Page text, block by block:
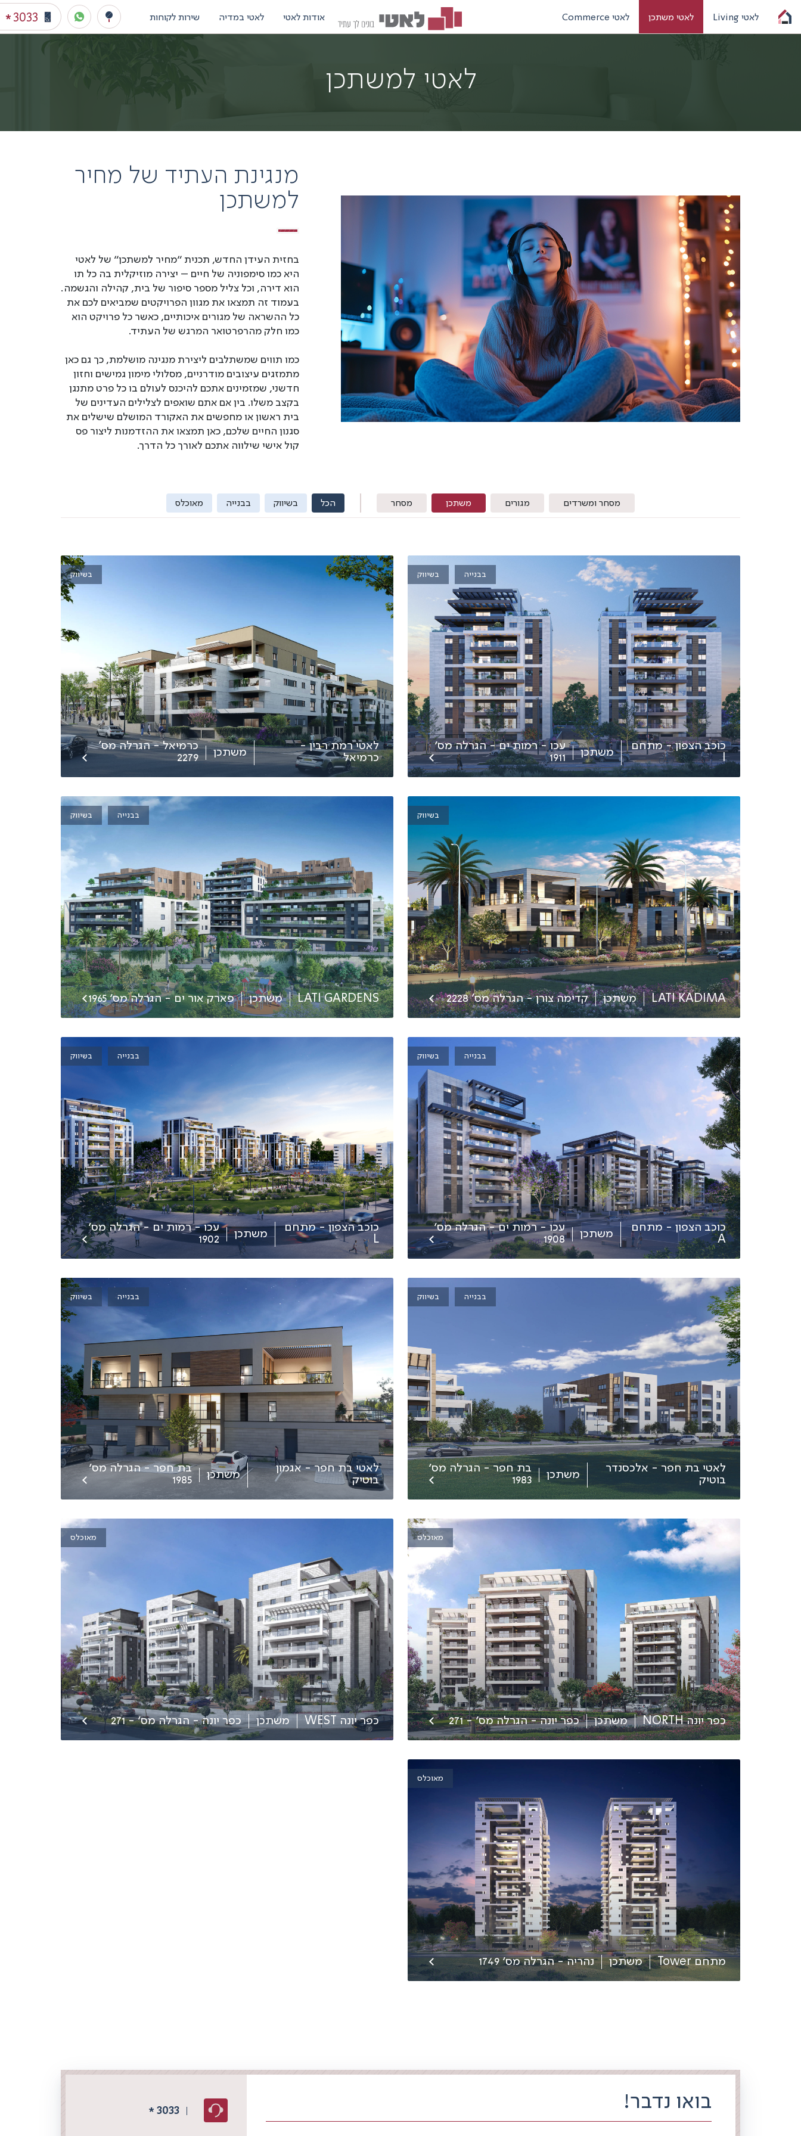
לאטי Living לאטי משתכן לאטי Commerce אודות לאטי לאטי במדיה שירות לקוחות 3033
*
לאטי למשתכן
מנגינת העתיד של מחיר
למשתכן
בחזית העידן החדש, תכנית “מחיר למשתכן” של לאטי
היא כמו סימפוניה של חיים – יצירה מוזיקלית בה כל תו
הוא דירה, וכל צליל מספר סיפור של בית, קהילה והגשמה.
בעמוד זה תמצאו את מגוון הפרויקטים שמביאים לכם את
כל ההשראה של מגורים איכותיים, כאשר כל פרויקט הוא
כמו חלק מהרפרטואר המרגש של העתיד.
כמו תווים שמשתלבים ליצירת מנגינה מושלמת, כך גם כאן
מתמזגים עיצובים מודרניים, מסלולי מימון גמישים וחזון
חדשני, שמזמינים אתכם להיכנס לעולם בו כל פרט מתנגן
בקצב משלו. בין אם אתם שואפים לצלילים העדינים של
בית ראשון או מחפשים את האקורד המושלם שישלים את
סגנון החיים שלכם, כאן תמצאו את ההזדמנות ליצור פס
קול אישי שילווה אתכם לאורך כל הדרך.
מסחר ומשרדים מגורים משתכן מסחר הכל בשיווק בבנייה מאוכלס
בשיווק בבנייה
כוכב הצפון - מתחם
I
משתכן
עכו - רמות ים - הגרלה מס׳
1911
בשיווק
לאטי רמת רבין -
כרמיאל
משתכן
כרמיאל - הגרלה מס'
2279
בשיווק
LATI KADIMA משתכן קדימה צורן - הגרלה מס' 2228
בשיווק בבנייה
LATI GARDENS משתכן פארק אור ים - הגרלה מס׳ 1965
בשיווק בבנייה
כוכב הצפון - מתחם
A
משתכן
עכו - רמות ים - הגרלה מס׳
1908
בשיווק בבנייה
כוכב הצפון - מתחם
L
משתכן
עכו - רמות ים - הגרלה מס׳
1902
בשיווק בבנייה
לאטי בת חפר - אלכסנדר
בוטיק
משתכן
בת חפר - הגרלה מס׳
1983
בשיווק בבנייה
לאטי בת חפר - אגמון
בוטיק
משתכן
בת חפר - הגרלה מס׳
1985
מאוכלס
כפר יונה NORTH משתכן כפר יונה - הגרלה מס׳ - 271
מאוכלס
כפר יונה WEST משתכן כפר יונה - הגרלה מס׳ - 271
מאוכלס
מתחם Tower משתכן נהריה - הגרלה מס׳ 1749
בואו נדבר! 3033
*